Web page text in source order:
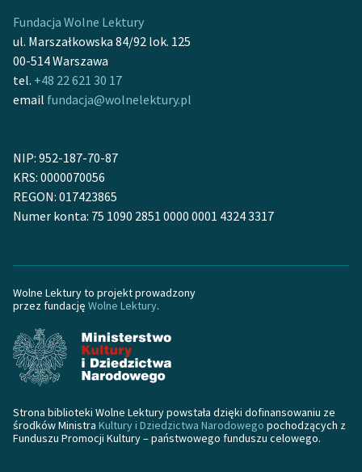
Kontakt
Zespół
Wolnych Lektur
Logotypy
Regulamin biblioteki
Dane fundacji i
sprawozdania finansowe
Regulamin darowizn
Informacja o treściach
wrażliwych
Fundacja Wolne Lektury
ul. Marszałkowska 84/92 lok. 125
00-514 Warszawa
tel. +48 22 621 30 17
email fundacja@wolnelektury.pl
NIP: 952-187-70-87
KRS: 0000070056
REGON: 017423865
Numer konta: 75 1090 2851 0000 0001 4324 3317
Wolne Lektury to projekt prowadzony
przez fundację Wolne Lektury.
Strona biblioteki Wolne Lektury powstała dzięki dofinansowaniu ze
środków Ministra Kultury i Dziedzictwa Narodowego pochodzących z
Funduszu Promocji Kultury – państwowego funduszu celowego.